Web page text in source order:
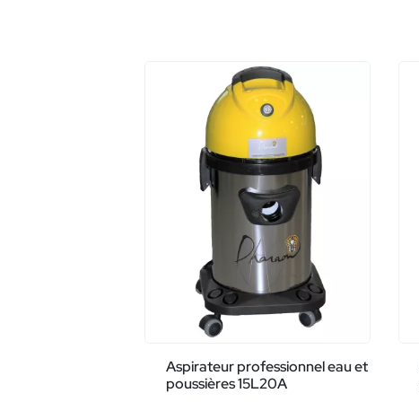
Aspirateur professionnel eau et
poussières 15L20A